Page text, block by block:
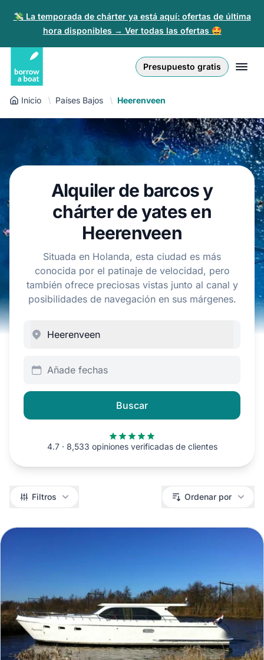
💸 La temporada de chárter ya está aquí: ofertas de última
hora disponibles → Ver todas las ofertas 🤩
Presupuesto gratis
Iniciar sesión
Regístrate
Para partners
EUR
Złoty
English (UK)
Nederlands
Español
Français
Polski
Inicio Países Bajos Heerenveen
Alquiler de barcos y
chárter de yates en
Heerenveen
Situada en Holanda, esta ciudad es más
conocida por el patinaje de velocidad, pero
también ofrece preciosas vistas junto al canal y
posibilidades de navegación en sus márgenes.
Añade fechas
Buscar
4.7 · 8,533 opiniones verificadas de clientes
Filtros Filtros Ordenar por